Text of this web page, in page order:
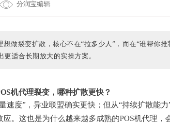
分润宝编辑
想做裂变扩散，核心不在“拉多少人”，而在“谁帮你
更适合长期放大的实操方案。
机代理裂变，哪种扩散更快？
速度”，异业联盟确实更快；但从“持续扩散能
应。这也是为什么越来越多成熟的POS机代理，